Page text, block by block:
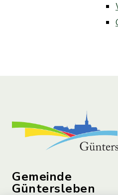
Gemeinde
Güntersleben